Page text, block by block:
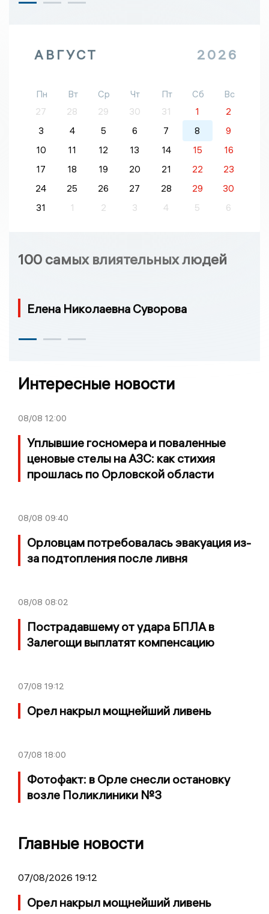
АВГУСТ 2026
Пн Вт Ср Чт Пт Сб
Вс
27
28 29 30 31 1
2
3
4 5 6 7 8
9
10
11 12 13 14 15
16
17
18 19 20 21 22
23
24
25 26 27 28 29
30
31
1 2 3 4 5 6
100 самых влиятельных людей
Елена Николаевна Суворова
Интересные новости
08/08 12:00
Уплывшие госномера и поваленные
ценовые стелы на АЗС: как стихия
прошлась по Орловской области
08/08 09:40
Орловцам потребовалась эвакуация из-
за подтопления после ливня
08/08 08:02
Пострадавшему от удара БПЛА в
Залегощи выплатят компенсацию
07/08 19:12
Орел накрыл мощнейший ливень
07/08 18:00
Фотофакт: в Орле снесли остановку
возле Поликлиники №3
Главные новости
07/08/2026 19:12
Орел накрыл мощнейший ливень